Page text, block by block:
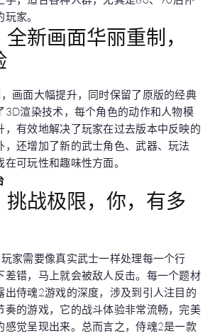
家。
新画面华丽重制，
画面大幅提升，同时保留了原版的经典
3D渲染技术，每个角色的动作和人物模
，有效地解决了玩家在过去版本中反映的
，还增加了新的武士角色、武器、玩法
可玩性和趣味性方面。
挑战极限，你，有多
家需要像真实武士一样处理每一个行
差错，马上就会被敌人反击。每一个题材
出侍魂2游戏的深度，涉及到引人注目的
奏的游戏，它的战斗体验非常流畅，完美
感觉呈现出来。总而言之，侍魂2是一款